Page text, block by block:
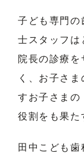
子ども専門の
士スタッフは
院長の診療
く、お子さ
すお子さまの
役割をも果た
田中こども